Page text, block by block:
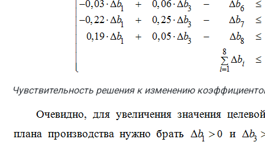
Чувствительность решения к изменению